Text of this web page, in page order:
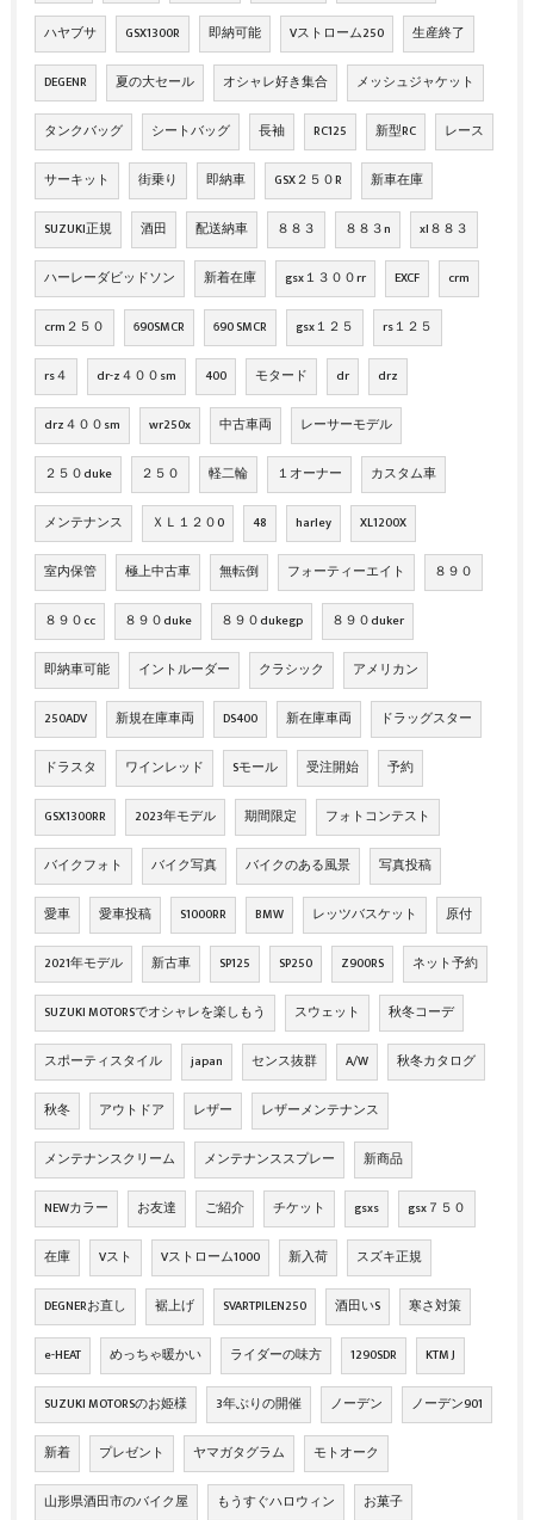
ハヤブサ GSX1300R 即納可能 Vストローム250 生産終了
DEGENR 夏の大セール オシャレ好き集合 メッシュジャケット
タンクバッグ シートバッグ 長袖 RC125 新型RC レース
サーキット 街乗り 即納車 GSX２５０R 新車在庫
SUZUKI正規 酒田 配送納車 ８８３ ８８３n xl８８３
ハーレーダビッドソン 新着在庫 gsx１３００rr EXCF crm
crm２５０ 690SMCR 690 SMCR gsx１２５ rs１２５
rs４ dr-z４００sm 400 モタード dr drz
drz４００sm wr250x 中古車両 レーサーモデル
２５０duke ２５０ 軽二輪 １オーナー カスタム車
メンテナンス ＸＬ１２０0 48 harley XL1200X
室内保管 極上中古車 無転倒 フォーティーエイト ８９０
８９０cc ８９０duke ８９０dukegp ８９０duker
即納車可能 イントルーダー クラシック アメリカン
250ADV 新規在庫車両 DS400 新在庫車両 ドラッグスター
ドラスタ ワインレッド Sモール 受注開始 予約
GSX1300RR 2023年モデル 期間限定 フォトコンテスト
バイクフォト バイク写真 バイクのある風景 写真投稿
愛車 愛車投稿 S1000RR BMW レッツバスケット 原付
2021年モデル 新古車 SP125 SP250 Z900RS ネット予約
SUZUKI MOTORSでオシャレを楽しもう スウェット 秋冬コーデ
スポーティスタイル japan センス抜群 A/W 秋冬カタログ
秋冬 アウトドア レザー レザーメンテナンス
メンテナンスクリーム メンテナンススプレー 新商品
NEWカラー お友達 ご紹介 チケット gsxs gsx７５０
在庫 Vスト Vストローム1000 新入荷 スズキ正規
DEGNERお直し 裾上げ SVARTPILEN250 酒田いS 寒さ対策
e-HEAT めっちゃ暖かい ライダーの味方 1290SDR KTM J
SUZUKI MOTORSのお姫様 3年ぶりの開催 ノーデン ノーデン901
新着 プレゼント ヤマガタグラム モトオーク
山形県酒田市のバイク屋 もうすぐハロウィン お菓子